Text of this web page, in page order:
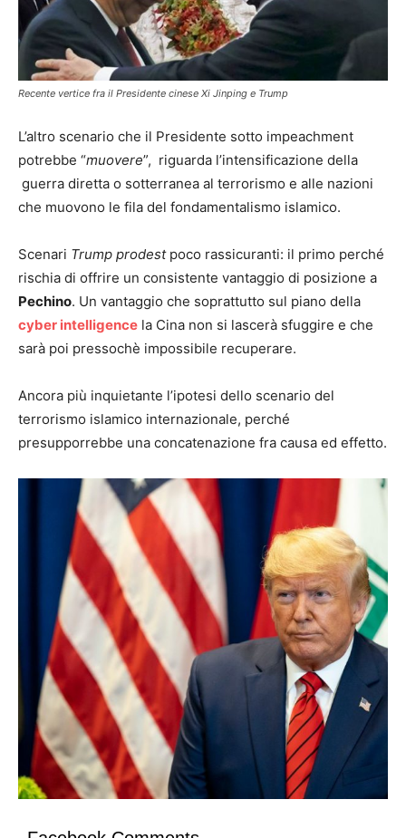
Recente vertice fra il Presidente cinese Xi Jinping e Trump
L’altro scenario che il Presidente sotto impeachment
potrebbe “muovere”, riguarda l’intensificazione della
guerra diretta o sotterranea al terrorismo e alle nazioni
che muovono le fila del fondamentalismo islamico.
Scenari Trump prodestpoco rassicuranti: il primo perché
rischia di offrire un consistente vantaggio di posizione a
Pechino. Un vantaggio che soprattutto sul piano della
cyber intelligence la Cina non si lascerà sfuggire e che
sarà poi pressochè impossibile recuperare.
Ancora più inquietante l’ipotesi dello scenario del
terrorismo islamico internazionale, perché
presupporrebbe una concatenazione fra causa ed effetto.